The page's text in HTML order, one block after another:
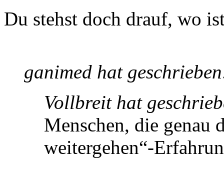
Du stehst doch drauf, wo
ganimed hat
Vollbreit hat
Menschen, die genau
weitergehen“-